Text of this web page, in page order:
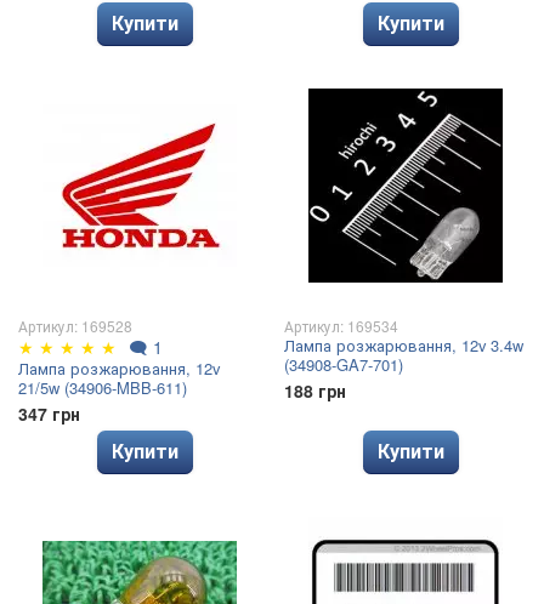
Купити Купити
Артикул: 169528
★ ★ ★ ★ ★ 🗨 1
Лампа розжарювання, 12v
21/5w (34906-MBB-611)
347 грн
Купити
Артикул: 169534
Лампа розжарювання, 12v 3.4w
(34908-GA7-701)
188 грн
Купити